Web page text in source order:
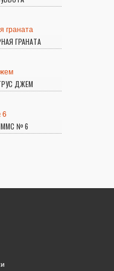
ГРАНАТА
ДЖЕМ
№ 6